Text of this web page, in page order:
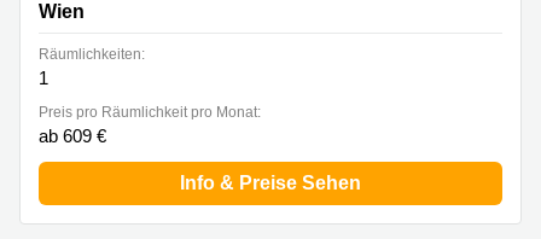
Wien
Räumlichkeiten:
1
Preis pro Räumlichkeit pro Monat:
ab 609 €
Info & Preise Sehen